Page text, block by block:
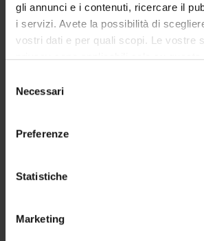
gli annunci e i contenuti, ricercare il
i servizi. Avete la possibilità di
vostri dati e per quali scopi. Le vostre
privacy sono applicabili solo su questa
modificare o revocare il proprio
momento dalla Dichiarazione sui
raccogliere informazioni sulla
geografica, con
Identificare il tuo dispositivo,
delNecessari
Preferenze
Statistiche
Marketing
LABORATORI DI RICERCA
CENTRI DI RICERCA
Contatti
Luoghi